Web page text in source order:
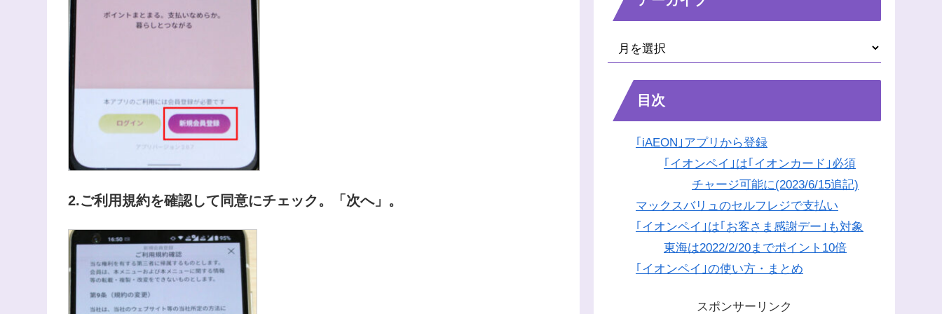
2.ご利用規約を確認して同意にチェック。「次へ」。
目次
｢iAEON｣アプリから登録
｢イオンペイ｣は｢イオンカード｣必須
チャージ可能に(2023/6/15追記)
マックスバリュのセルフレジで支払い
｢イオンペイ｣は｢お客さま感謝デー｣も対象
東海は2022/2/20までポイント10倍
｢イオンペイ｣の使い方・まとめ
スポンサーリンク